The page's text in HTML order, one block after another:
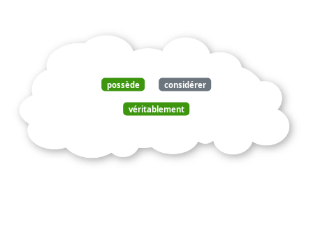
possède considérer
véritablement